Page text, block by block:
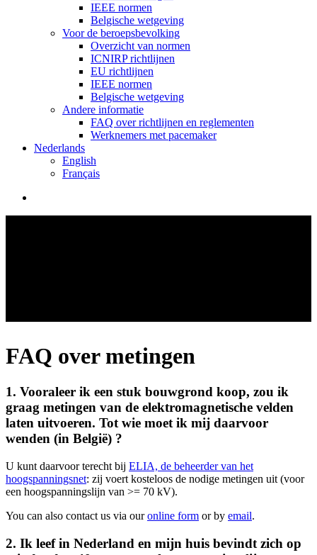
IEEE normen
Belgische wetgeving
Voor de beroepsbevolking
Overzicht van normen
ICNIRP richtlijnen
EU richtlijnen
IEEE normen
Belgische wetgeving
Andere informatie
FAQ over richtlijnen en reglementen
Werknemers met pacemaker
Nederlands
English
Français
FAQ over metingen
1. Vooraleer ik een stuk bouwgrond koop, zou ik
graag metingen van de elektromagnetische velden
laten uitvoeren. Tot wie moet ik mij daarvoor
wenden (in België) ?
U kunt daarvoor terecht bij ELIA, de beheerder van het
hoogspanningsnet: zij voert kosteloos de nodige metingen uit (voor
een hoogspanningslijn van >= 70 kV).
You can also contact us via ouronline form or by email.
2. Ik leef in Nederland en mijn huis bevindt zich op